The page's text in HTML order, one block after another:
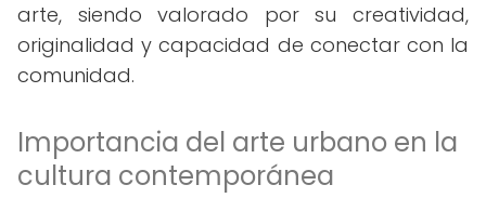
arte, siendo valorado por su creatividad,
originalidad y capacidad de conectar con la
comunidad.
Importancia del arte urbano en la
cultura contemporánea